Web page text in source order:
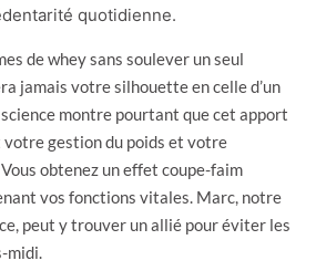
quotidienne.
de whey sans soulever un seul
jamais votre silhouette en celle d’un
montre pourtant que cet apport
gestion du poids et votre
obtenez un effet coupe-faim
vos fonctions vitales. Marc, notre
peut y trouver un allié pour éviter les
midi.